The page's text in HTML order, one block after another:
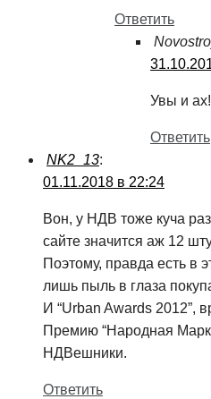
Ответить
Увы и ах!
Ответить
NK2_13:
01.11.2018 в 22:24
Вон, у НДВ тоже куча
сайте значится аж 12
Поэтому, правда есть в
лишь пыль в глаза
И “Urban Awards 2012”,
Премию “Народная
НДВешники.
Ответить